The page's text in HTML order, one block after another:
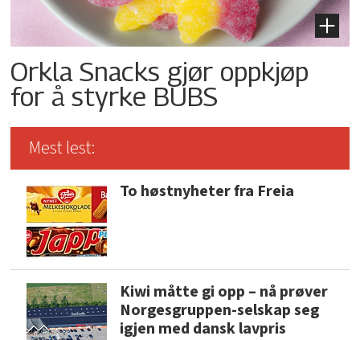
Orkla Snacks gjør oppkjøp
for å styrke BUBS
Mest lest:
To høstnyheter fra Freia
Kiwi måtte gi opp – nå prøver
Norgesgruppen-selskap seg
igjen med dansk lavpris